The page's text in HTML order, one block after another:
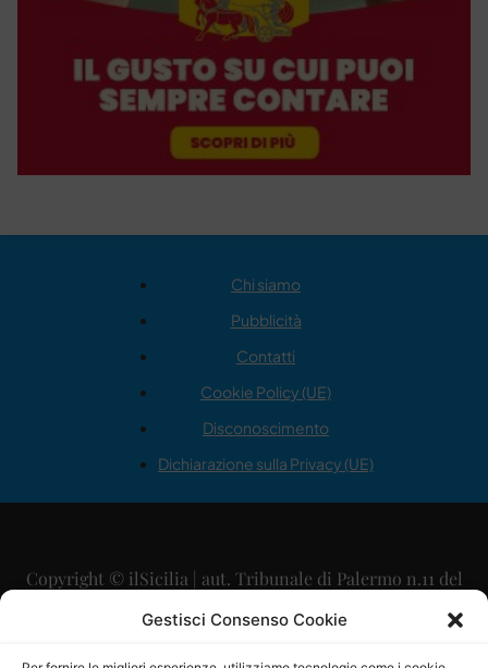
Gestisci Consenso Cookie
Chi siamo
Pubblicità
Contatti
Cookie Policy (UE)
Disconoscimento
Dichiarazione sulla Privacy (UE)
Copyright © ilSicilia | aut. Tribunale di Palermo n.11 del
29/09/2015